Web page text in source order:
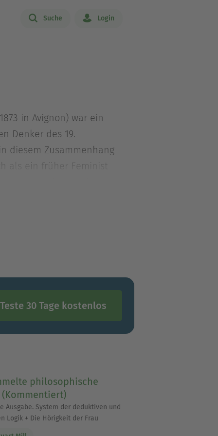
Suche Login
in Avignon) war ein
Denker des 19.
diesem Zusammenhang
als ein früher Feminist
zählen zu den Grundlagen
Teste 30 Tage kostenlos
philosophische
(Kommentiert)
Ausgabe. System der deduktiven und
Logik + Die Hörigkeit der Frau